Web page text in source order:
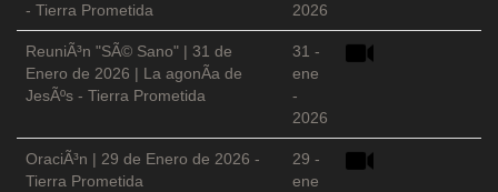
- Tierra Prometida
2026
ReuniÃ³n "SÃ© Sano" | 31 de
Enero de 2026 | La agonÃ­a de
JesÃºs - Tierra Prometida
31 -
ene
-
2026
OraciÃ³n | 29 de Enero de 2026 -
Tierra Prometida
29 -
ene